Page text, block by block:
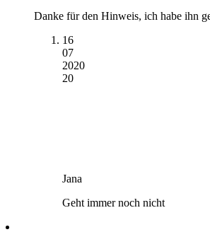
Danke für den Hinweis, ich habe ihn
16
07
2020
20
Jana
Geht immer noch nicht